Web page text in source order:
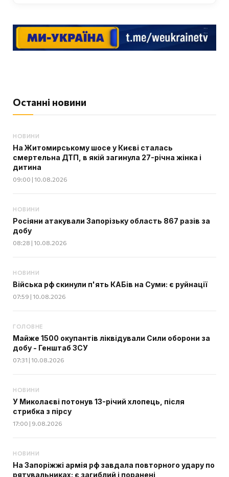
Останні новини
НОВИНИ
На Житомирському шосе у Києві сталась
смертельна ДТП, в якій загинула 27-річна жінка і
дитина
09:00 | 10.08.2026
НОВИНИ
Росіяни атакували Запорізьку область 867 разів за
добу
08:28 | 10.08.2026
НОВИНИ
Війська рф скинули п'ять КАБів на Суми: є руйнації
07:59 | 10.08.2026
ГОЛОВНЕ
Майже 1500 окупантів ліквідували Сили оборони за
добу - Генштаб ЗСУ
07:31 | 10.08.2026
НОВИНИ
У Миколаєві потонув 13-річий хлопець, після
стрибка з пірсу
17:00 | 9.08.2026
НОВИНИ
На Запоріжжі армія рф завдала повторного удару по
рятувальниках: є загиблий і поранені